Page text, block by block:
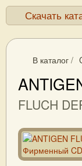
Скачать
В каталог /
FLUCH